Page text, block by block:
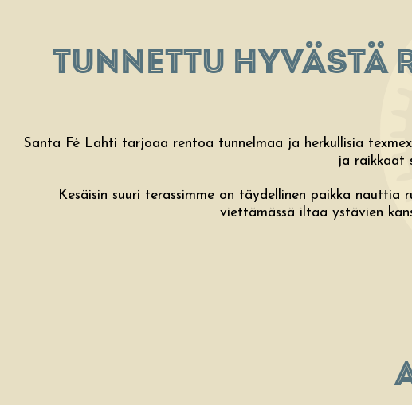
TUNNETTU HYVÄSTÄ
Santa Fé Lahti tarjoaa rentoa tunnelmaa ja herkullisia
ja raikkaat
Kesäisin suuri terassimme on täydellinen paikka
viettämässä iltaa ystävien